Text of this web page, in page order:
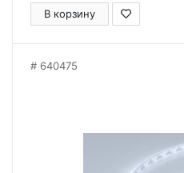
В корзину
640475